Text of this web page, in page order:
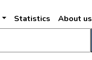
Statistics About us